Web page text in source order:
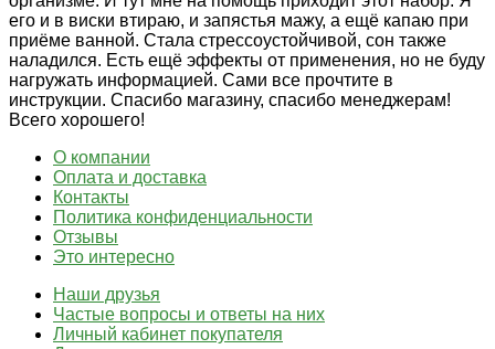
его и в виски втираю, и запястья мажу, а ещё капаю при
приёме ванной. Стала стрессоустойчивой, сон также
наладился. Есть ещё эффекты от применения, но не буду
нагружать информацией. Сами все прочтите в
инструкции. Спасибо магазину, спасибо менеджерам!
Всего хорошего!
О компании
Оплата и доставка
Контакты
Политика конфиденциальности
Отзывы
Это интересно
Наши друзья
Частые вопросы и ответы на них
Личный кабинет покупателя